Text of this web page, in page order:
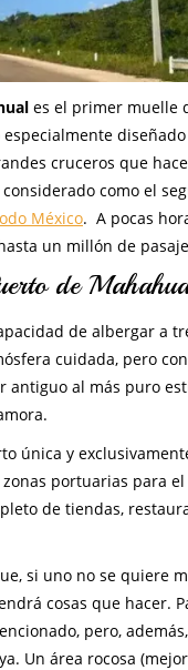
es el primer muelle
cruceros que
como el
México. A pocas
un millón de
de
de albergar a
cuidada, pero
antiguo al más puro
única y
portuarias para
de tiendas,
si uno no se quiere
cosas que hacer.
pero,
Un área rocosa